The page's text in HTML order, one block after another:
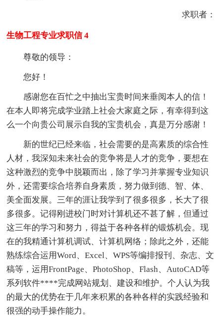
求职者：
生物工程专业求职信 4
尊敬的领导：
您好！
感谢您在百忙之中抽出宝贵时间来垂阅本人的信！
在本人即将完成学业踏上社会大家庭之际，有幸得到这
么一个向贵公司展示自我的宝贵机会，真是万分感谢！
新的世纪已经来临，社会需要的是高素质的综合性
人材，我深知未来社会的竞争将是人才的竞争，要想在
这种激烈的竞争中脱颖而出，除了学习并掌握专业知识
外，还需要综合培养自身素质，努力做到德、智、体、
美全面发展。三年的涯让我学到了很多很多，长大了很
多很多。记得刚进校门时对计算机还不甚了解，但通过
这三年的学习和努力，得益于各种各样的锻炼机会。现
在的我精通计算机调试、计算机网络；除此之外，还能
熟练综合运用Word、Excel、WPS等编排报刊、杂志、文
稿等，运用FrontPage、PhotoShop、Flash、AutoCAD等
系列软件****完成网站规划、建设和维护。个人认为我
的最大的优势在于几年来积累的各种各样的实践经验和
很强的动手操作能力。